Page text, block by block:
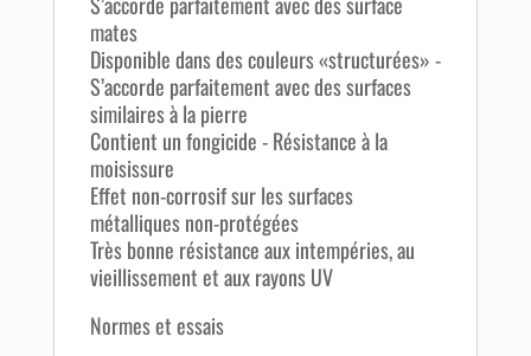
mates
Disponible dans des couleurs «structurées» -
S’accorde parfaitement avec des surfaces
similaires à la pierre
Contient un fongicide - Résistance à la
moisissure
Effet non-corrosif sur les surfaces
métalliques non-protégées
Très bonne résistance aux intempéries, au
vieillissement et aux rayons UV
Normes et essais